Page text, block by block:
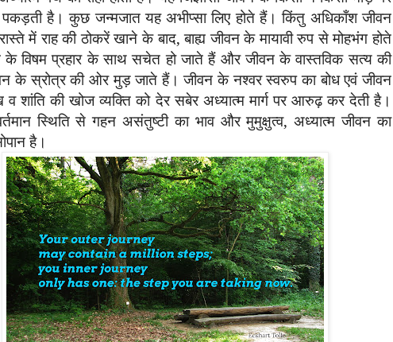
है। कुछ जन्मजात यह अभीप्सा लिए होते हैं। किंतु अधिकाँश जीवन
में राह की ठोकरें खाने के बाद, बाह्य जीवन के मायावी रुप से मोहभंग होते
के विषम प्रहार के साथ सचेत हो जाते हैं और जीवन के वास्तविक सत्य की
के स्रोत्र की ओर मुड़ जाते हैं। जीवन के नश्वर स्वरुप का बोध एवं जीवन
शांति की खोज व्यक्ति को देर सबेर अध्यात्म मार्ग पर आरुढ़ कर देती है।
स्थिति से गहन असंतुष्टी का भाव और मुमुक्षुत्व, अध्यात्म जीवन का
है।